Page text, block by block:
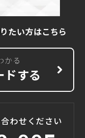
たい方はこちら
かる
ドする
わせください